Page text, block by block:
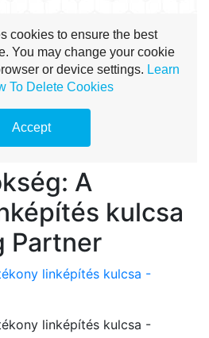
A
kulcsa
Partner
linképítés kulcsa -
linképítés kulcsa -